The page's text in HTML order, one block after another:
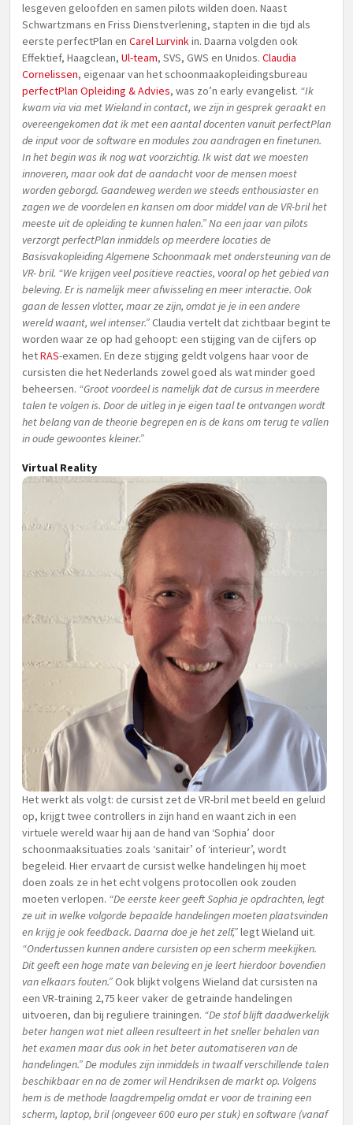
lesgeven geloofden en samen pilots wilden doen. Naast
Schwartzmans en Friss Dienstverlening, stapten in die tijd als
eerste perfectPlan en Carel Lurvinkin. Daarna volgden ook
Effektief, Haagclean, Ul-team, SVS, GWS en Unidos. Claudia
Cornelissen, eigenaar van het schoonmaakopleidingsbureau
perfectPlan Opleiding & Advies, was zo’n early evangelist. “Ik
kwam via via met Wieland in contact, we zijn in gesprek geraakt en
overeengekomen dat ik met een aantal docenten vanuit perfectPlan
de input voor de software en modules zou aandragen en finetunen.
In het begin was ik nog wat voorzichtig. Ik wist dat we moesten
innoveren, maar ook dat de aandacht voor de mensen moest
worden geborgd. Gaandeweg werden we steeds enthousiaster en
zagen we de voordelen en kansen om door middel van de VR-bril het
meeste uit de opleiding te kunnen halen.” Na een jaar van pilots
verzorgt perfectPlan inmiddels op meerdere locaties de
Basisvakopleiding Algemene Schoonmaak met ondersteuning van de
VR- bril. “We krijgen veel positieve reacties, vooral op het gebied van
beleving. Er is namelijk meer afwisseling en meer interactie. Ook
gaan de lessen vlotter, maar ze zijn, omdat je je in een andere
wereld waant, wel intenser.”Claudia vertelt dat zichtbaar begint te
worden waar ze op had gehoopt: een stijging van de cijfers op
hetRAS-examen. En deze stijging geldt volgens haar voor de
cursisten die het Nederlands zowel goed als wat minder goed
beheersen. “Groot voordeel is namelijk dat de cursus in meerdere
talen te volgen is. Door de uitleg in je eigen taal te ontvangen wordt
het belang van de theorie begrepen en is de kans om terug te vallen
in oude gewoontes kleiner.”
Virtual Reality
Het werkt als volgt: de cursist zet de VR-bril met beeld en geluid
op, krijgt twee controllers in zijn hand en waant zich in een
virtuele wereld waar hij aan de hand van ‘Sophia’ door
schoonmaaksituaties zoals ‘sanitair’ of ‘interieur’, wordt
begeleid. Hier ervaart de cursist welke handelingen hij moet
doen zoals ze in het echt volgens protocollen ook zouden
moeten verlopen. “De eerste keer geeft Sophia je opdrachten, legt
ze uit in welke volgorde bepaalde handelingen moeten plaatsvinden
en krijg je ook feedback. Daarna doe je het zelf,”legt Wieland uit.
“Ondertussen kunnen andere cursisten op een scherm meekijken.
Dit geeft een hoge mate van beleving en je leert hierdoor bovendien
van elkaars fouten.”Ook blijkt volgens Wieland dat cursisten na
een VR-training 2,75 keer vaker de getrainde handelingen
uitvoeren, dan bij reguliere trainingen. “De stof blijft daadwerkelijk
beter hangen wat niet alleen resulteert in het sneller behalen van
het examen maar dus ook in het beter automatiseren van de
handelingen.” De modules zijn inmiddels in twaalf verschillende talen
beschikbaar en na de zomer wil Hendriksen de markt op. Volgens
hem is de methode laagdrempelig omdat er voor de training een
scherm, laptop, bril (ongeveer 600 euro per stuk) en software (vanaf